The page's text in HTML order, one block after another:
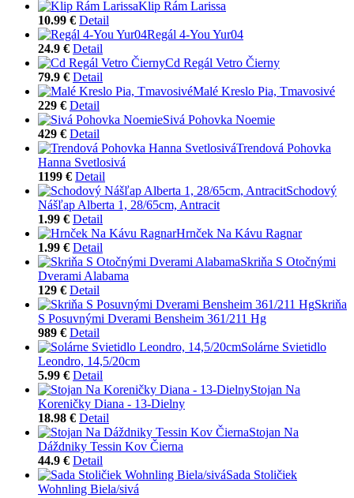
Klip Rám Larissa
10.99 € Detail
Regál 4-You Yur04
24.9 € Detail
Cd Regál Vetro Čierny
79.9 € Detail
Malé Kreslo Pia, Tmavosivé
229 € Detail
Sivá Pohovka Noemie
429 € Detail
Trendová Pohovka
Hanna Svetlosivá
1199 € Detail
Schodový
Nášľap Alberta 1, 28/65cm, Antracit
1.99 € Detail
Hrnček Na Kávu Ragnar
1.99 € Detail
Skriňa S Otočnými
Dverami Alabama
129 € Detail
Skriňa
S Posuvnými Dverami Bensheim 361/211 Hg
989 € Detail
Solárne Svietidlo
Leondro, 14,5/20cm
5.99 € Detail
Stojan Na
Koreničky Diana - 13-Dielny
18.98 € Detail
Stojan Na
Dáždniky Tessin Kov Čierna
44.9 € Detail
Sada Stoličiek
Wohnling Biela/sivá